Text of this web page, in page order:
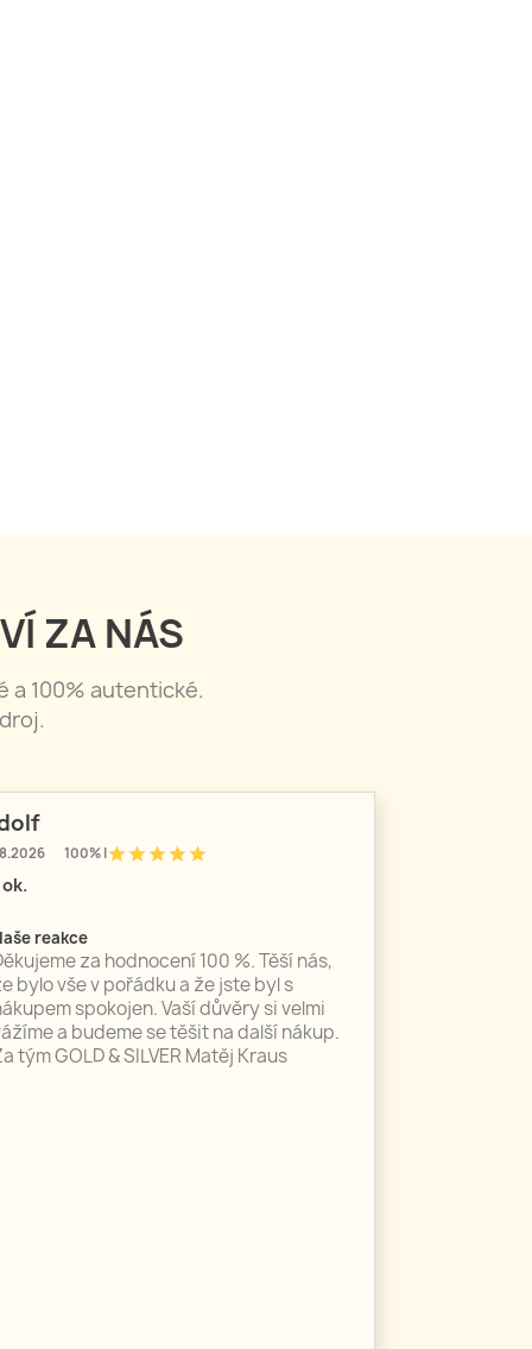
ZA NÁS
a 100% autentické.
100% |starstarstarstarstar
reakce
za hodnocení 100 %. Těší nás,
bylo vše v pořádku a že jste byl s
spokojen. Vaší důvěry si velmi
a budeme se těšit na další nákup.
tým GOLD & SILVER Matěj Kraus